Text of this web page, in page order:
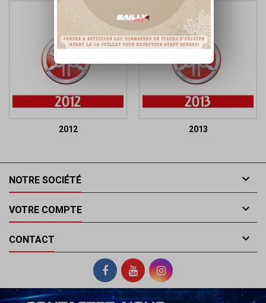
2012 2013
NOTRE SOCIÉTÉ 
VOTRE COMPTE 
CONTACT 